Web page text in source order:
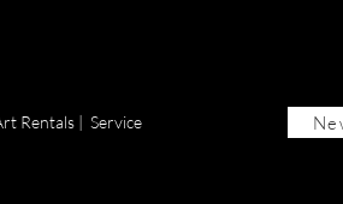
Rentals | Service